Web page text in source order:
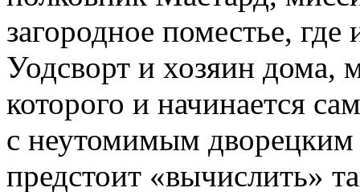
загородное поместье,
Уодсворт и хозяин дома,
которого и начинается
с неутомимым
предстоит «вычислить»